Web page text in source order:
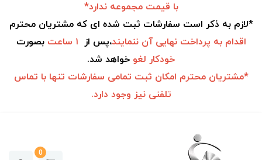
با قیمت مجموعه ندارد*
*لازم به ذکر است سفارشات ثبت شده ای که مشتریان محترم
اقدام به پرداخت نهایی آن ننمایند،پس از
بصورت
خودکار لغو خواهد شد.
*مشتریان محترم امکان ثبت تمامی سفارشات تنها با تماس
تلفنی نیز وجود دارد.
0